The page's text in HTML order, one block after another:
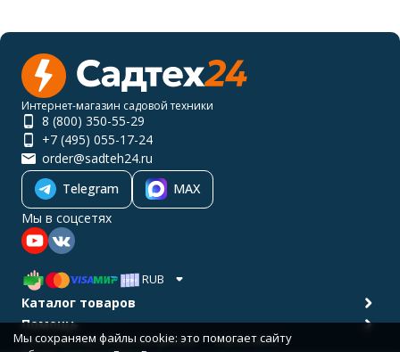
Интернет-магазин садовой техники
8 (800) 350-55-29
+7 (495) 055-17-24
order@sadteh24.ru
Telegram
MAX
Мы в соцсетях
RUB
Каталог товаров
Помощь
Политика персональных данных
Карта сайта
Мы сохраняем файлы cookie: это помогает сайту